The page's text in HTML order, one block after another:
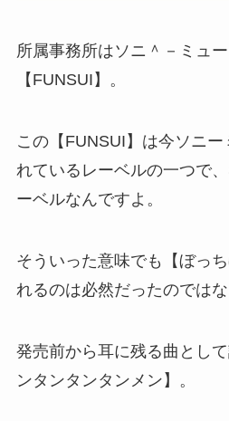
所属事務所はソニ＾－ミュ
【FUNSUI】。
この【FUNSUI】は今ソニ
れているレーベルの一つで
ーベルなんですよ。
そういった意味でも【ぼっ
れるのは必然だったのではな
発売前から耳に残る曲とし
ンタンタンタンメン】。